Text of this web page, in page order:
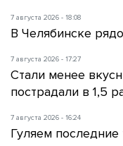
7 августа 2026 - 18:08
В Челябинске
7 августа 2026 - 17:27
Стали менее
пострадали в 1,5
7 августа 2026 - 16:24
Гуляем